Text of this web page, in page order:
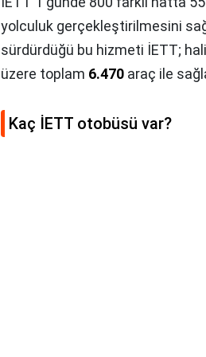
yolculuk gerçekleştirilmesini
sürdürdüğü bu hizmeti İETT;
üzere toplam 6.470 araç ile
Kaç İETT otobüsü var?